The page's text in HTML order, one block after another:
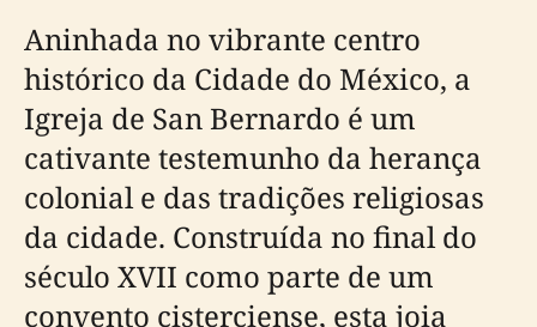
Aninhada no vibrante centro
histórico da Cidade do México, a
Igreja de San Bernardo é um
cativante testemunho da herança
colonial e das tradições religiosas
da cidade. Construída no final do
século XVII como parte de um
convento cisterciense, esta joia